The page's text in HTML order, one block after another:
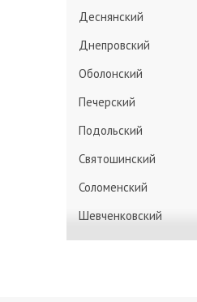
Деснянский
Днепровский
Оболонский
Печерский
Подольский
Святошинский
Соломенский
Шевченковский